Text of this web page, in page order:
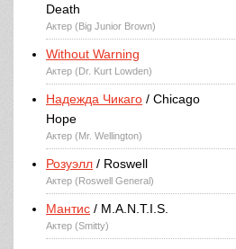
Death
Актер (Big Junior Brown)
Without Warning
Актер (Dr. Kurt Lowden)
Надежда Чикаго / Chicago
Hope
Актер (Mr. Wellington)
Розуэлл / Roswell
Актер (Roswell General)
Мантис / M.A.N.T.I.S.
Актер (Smitty)